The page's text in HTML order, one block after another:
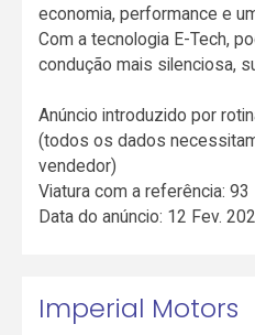
economia, performance e
Com a tecnologia E-Tech,
condução mais silenciosa,
Anúncio introduzido por
(todos os dados
vendedor)
Viatura com a referência: 93
Data do anúncio: 12 Fev.
Imperial Motors